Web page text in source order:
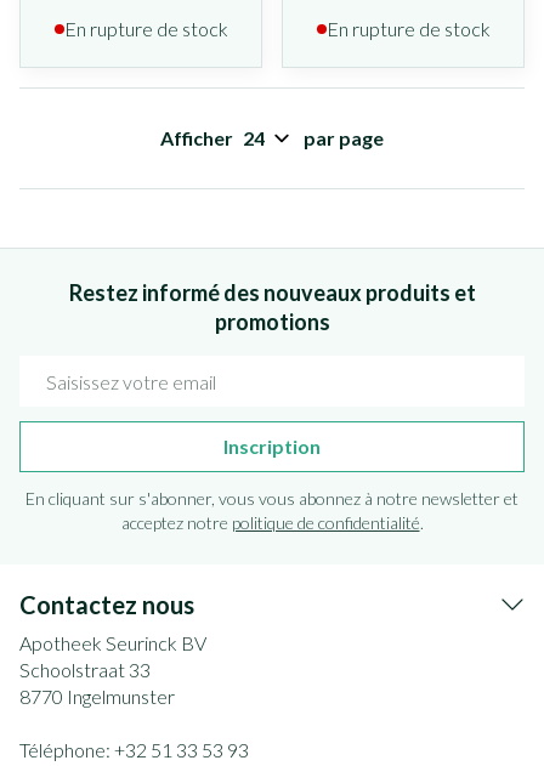
En rupture de stock En rupture de stock
Afficher par page
Restez informé des nouveaux produits et
promotions
Inscription
En cliquant sur s'abonner, vous vous abonnez à notre newsletter et
acceptez notre politique de confidentialité.
Contactez nous
Apotheek Seurinck BV
Schoolstraat 33
8770 Ingelmunster
Téléphone: +32 51 33 53 93